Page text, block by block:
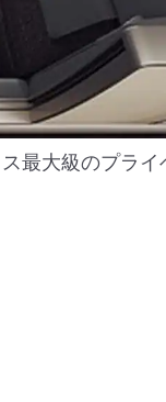
最大級のプラ